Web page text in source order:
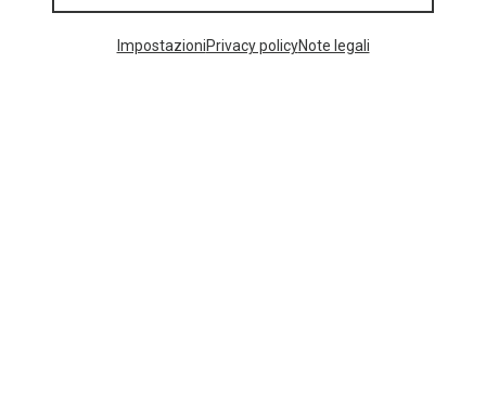
spesso all’aperto, anche il telo dovrebbe essere almeno
Ogni sacca porta corda arrampicata è dotata di due
ImpostazioniPrivacy policyNote legali